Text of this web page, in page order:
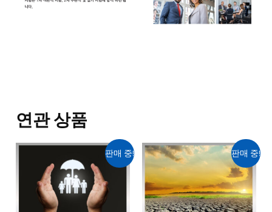
연관 상품
판매 중!
원
래
가
격:
1,040,000
현
재
가
620,000
판매 중!
원
래
가
격:
1,040,000
원.
현
재
가
격:
620,000
원.